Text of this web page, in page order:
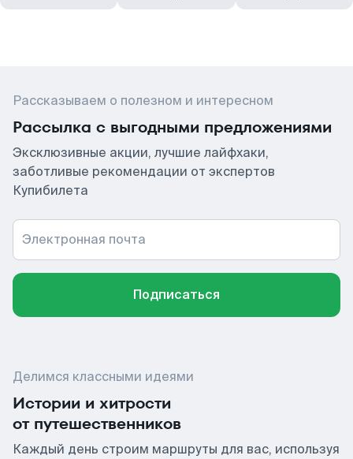
Рассказываем о полезном и интересном
Рассылка с выгодными предложениями
Эксклюзивные акции, лучшие лайфхаки,
заботливые рекомендации от экспертов
Купибилета
Электронная почта
Подписаться
Делимся классными идеями
Истории и хитрости
от путешественников
Каждый день строим маршруты для вас, используя